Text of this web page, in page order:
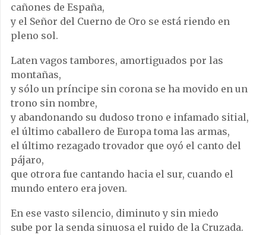
cañones de España,
y el Señor del Cuerno de Oro se está riendo en
pleno sol.
Laten vagos tambores, amortiguados por las
montañas,
y sólo un príncipe sin corona se ha movido en un
trono sin nombre,
y abandonando su dudoso trono e infamado sitial,
el último caballero de Europa toma las armas,
el último rezagado trovador que oyó el canto del
pájaro,
que otrora fue cantando hacia el sur, cuando el
mundo entero era joven.
En ese vasto silencio, diminuto y sin miedo
sube por la senda sinuosa el ruido de la Cruzada.